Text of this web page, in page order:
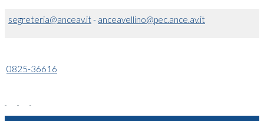
segreteria@anceav.it- anceavellino@pec.ance.av.it
0825-36616